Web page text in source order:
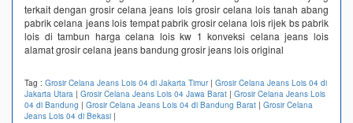
terkait dengan grosir celana jeans lois grosir celana lois tanah abang
pabrik celana jeans lois tempat pabrik grosir celana lois rijek bs pabrik
lois di tambun harga celana lois kw 1 konveksi celana jeans lois
alamat grosir celana jeans bandung grosir jeans lois original
Tag : Grosir Celana Jeans Lois 04 di Jakarta Timur| Grosir Celana Jeans Lois 04 di
Jakarta Utara | Grosir Celana Jeans Lois 04 Jawa Barat | Grosir Celana Jeans Lois
04 di Bandung | Grosir Celana Jeans Lois 04 di Bandung Barat | Grosir Celana
Jeans Lois 04 di Bekasi |